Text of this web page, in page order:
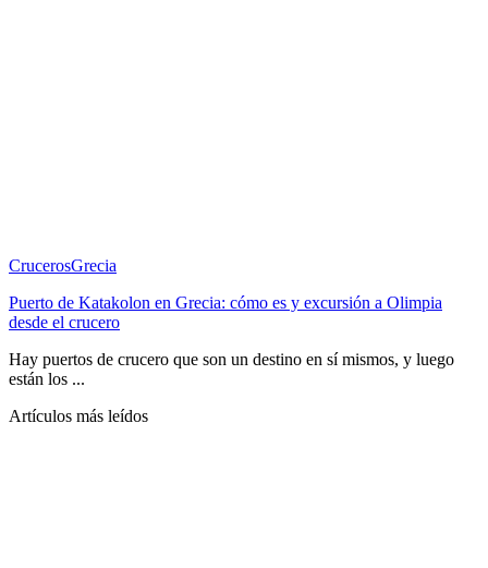
CrucerosGrecia
Puerto de Katakolon en Grecia: cómo es y excursión a Olimpia
desde el crucero
Hay puertos de crucero que son un destino en sí mismos, y luego
están los ...
Artículos más leídos